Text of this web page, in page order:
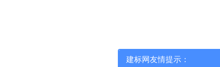
建标网友情提示：